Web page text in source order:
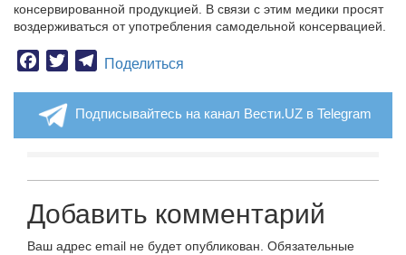
консервированной продукцией. В связи с этим медики просят
воздерживаться от употребления самодельной консервацией.
Facebook
TwitterTelegram
Поделиться
Подписывайтесь на канал Вести.UZ в Telegram
Добавить комментарий
Ваш адрес email не будет опубликован. Обязательные